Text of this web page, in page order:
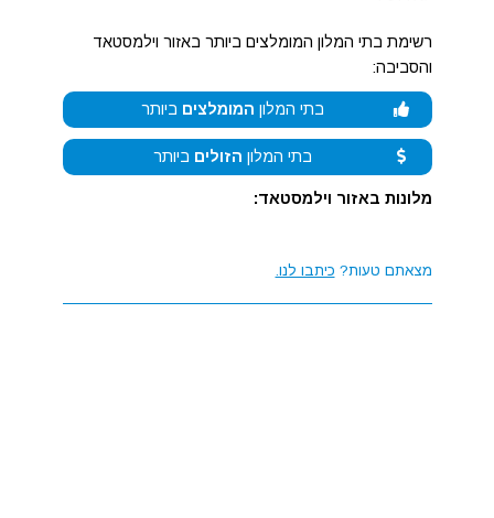
רשימת בתי המלון המומלצים ביותר באזור וילמסטאד
והסביבה:
בתי המלון המומלצים ביותר
בתי המלון הזולים ביותר
מלונות באזור וילמסטאד:
מצאתם טעות? כיתבו לנו.